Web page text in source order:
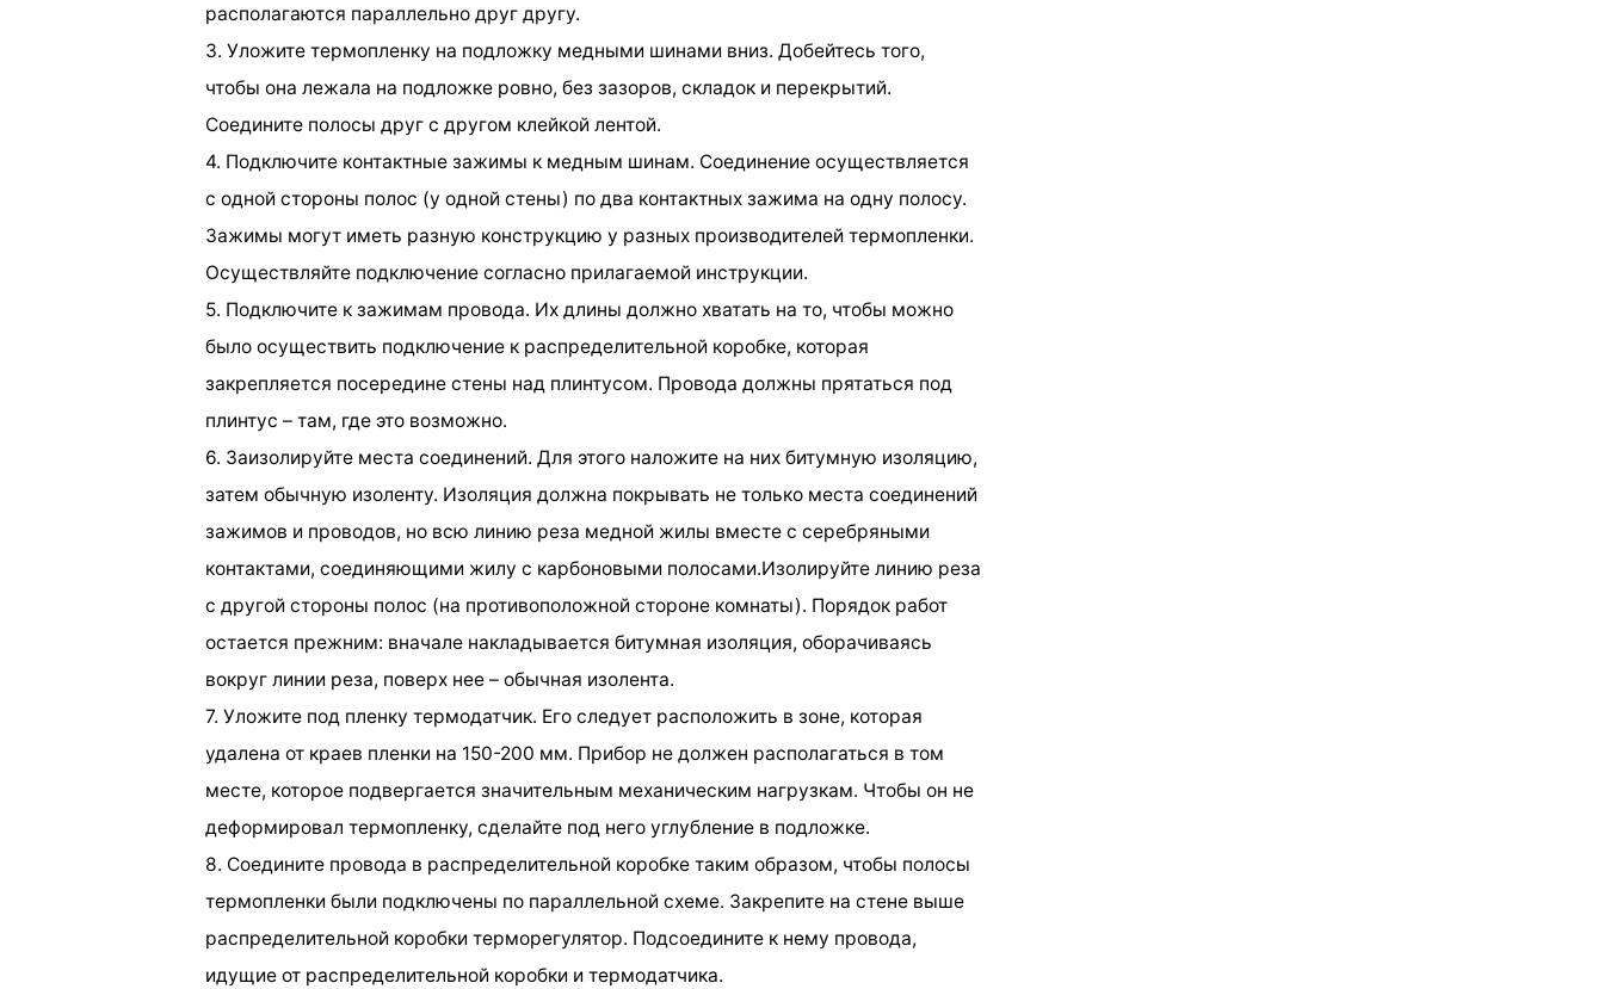
располагаются параллельно друг другу.
3. Уложите термопленку на подложку медными шинами вниз. Добейтесь того,
чтобы она лежала на подложке ровно, без зазоров, складок и перекрытий.
Соедините полосы друг с другом клейкой лентой.
4. Подключите контактные зажимы к медным шинам. Соединение осуществляется
с одной стороны полос (у одной стены) по два контактных зажима на одну полосу.
Зажимы могут иметь разную конструкцию у разных производителей термопленки.
Осуществляйте подключение согласно прилагаемой инструкции.
5. Подключите к зажимам провода. Их длины должно хватать на то, чтобы можно
было осуществить подключение к распределительной коробке, которая
закрепляется посередине стены над плинтусом. Провода должны прятаться под
плинтус – там, где это возможно.
6. Заизолируйте места соединений. Для этого наложите на них битумную изоляцию,
затем обычную изоленту. Изоляция должна покрывать не только места соединений
зажимов и проводов, но всю линию реза медной жилы вместе с серебряными
контактами, соединяющими жилу с карбоновыми полосами.Изолируйте линию реза
с другой стороны полос (на противоположной стороне комнаты). Порядок работ
остается прежним: вначале накладывается битумная изоляция, оборачиваясь
вокруг линии реза, поверх нее – обычная изолента.
7. Уложите под пленку термодатчик. Его следует расположить в зоне, которая
удалена от краев пленки на 150-200 мм. Прибор не должен располагаться в том
месте, которое подвергается значительным механическим нагрузкам. Чтобы он не
деформировал термопленку, сделайте под него углубление в подложке.
8. Соедините провода в распределительной коробке таким образом, чтобы полосы
термопленки были подключены по параллельной схеме. Закрепите на стене выше
распределительной коробки терморегулятор. Подсоедините к нему провода,
идущие от распределительной коробки и термодатчика.